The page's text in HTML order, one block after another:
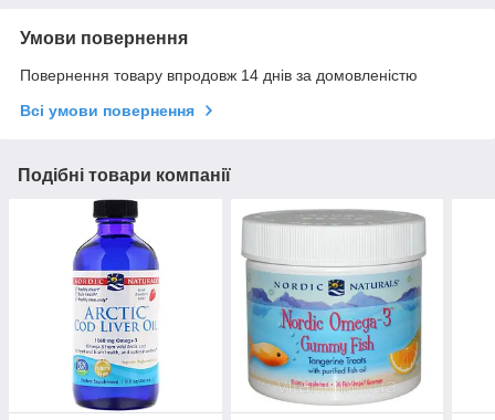
Умови повернення
Повернення товару впродовж 14 днів за домовленістю
Всі умови повернення
Подібні товари компанії